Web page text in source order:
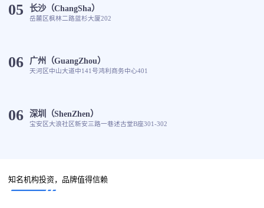
05 长沙（ChangSha）
岳麓区枫林二路蓝杉大厦202
06 广州（GuangZhou）
天河区中山大道中141号鸿利商务中心401
06 深圳（ShenZhen）
宝安区大浪社区新安三路一巷述古堂B座301-302
知名机构投资，品牌值得信赖